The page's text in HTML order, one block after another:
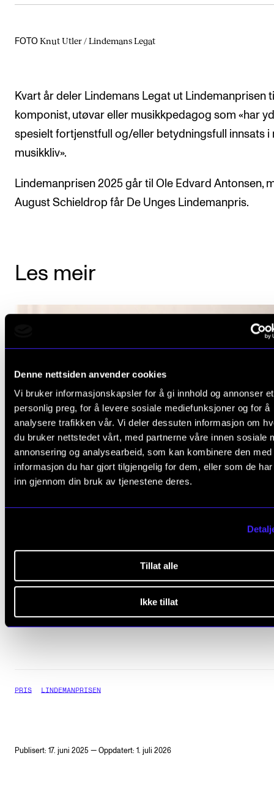
Denne nettsiden anvender cookies
Vi bruker informasjonskapsler for å gi innhold og annonser et
personlig preg, for å levere sosiale mediefunksjoner og for å
analysere trafikken vår. Vi deler dessuten informasjon om
du bruker nettstedet vårt, med partnerne våre innen sosiale
annonsering og analysearbeid, som kan kombinere den med
informasjon du har gjort tilgjengelig for dem, eller som de
inn gjennom din bruk av tjenestene deres.
Tillat alle
Ikke tillat
Om Norges musikkhøgskole
FOTO Knut Utler / Lindemans Legat
Kvart år deler Lindemans Legat ut Lindemanprisen
komponist, utøvar eller musikkpedagog som «har
spesielt fortjenstfull og/eller betydningsfull innsats i
musikkliv».
Lindemanprisen 2025 går til Ole Edvard Antonsen,
August Schieldrop får De Unges Lindemanpris.
Les meir
2. sep. 2025
PRIS LINDEMANPRISEN
Publisert: 17. juni 2025 — Oppdatert: 1. juli 2026